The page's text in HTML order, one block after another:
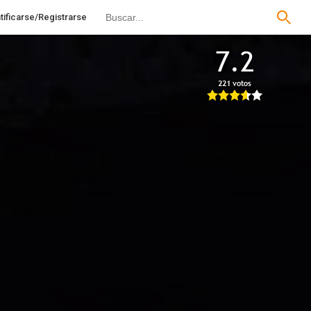
Registrarse
7.2
221 votos